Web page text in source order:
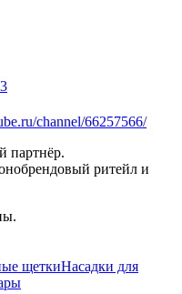
channel/66257566/
партнёр.
ритейл и
щеткиНасадки для